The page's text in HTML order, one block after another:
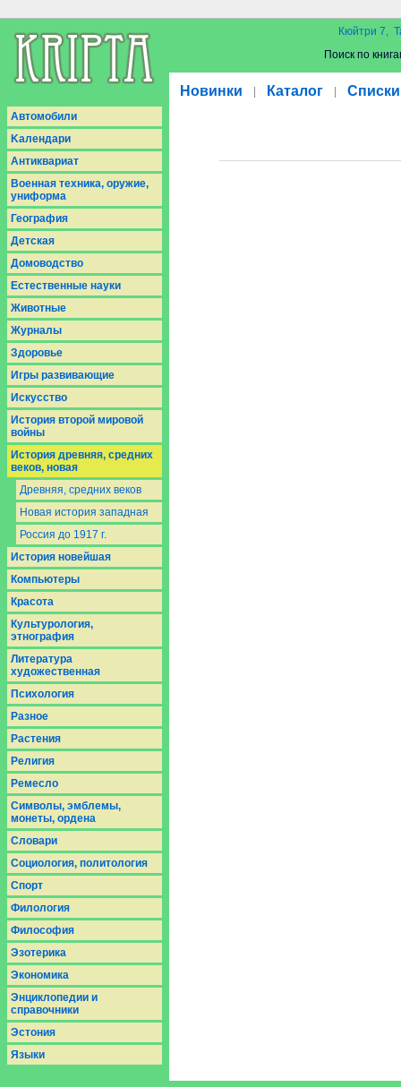
Кюйтри 7,
Поиск по
Новинки Каталог Списки
Aвтомобили
Kалендари
Антиквариат
Военная техника, оружие,
униформа
География
Детская
Домоводство
Естественные науки
Животные
Журналы
Здоровье
Игры развивающие
Искусство
История второй мировой
войны
История древняя, средних
веков, новая
Древняя, средних веков
Новая история западная
Россия до 1917 г.
История новейшая
Компьютеры
Красота
Культурология,
этнография
Литература
художественная
Психология
Разное
Растения
Религия
Ремесло
Символы, эмблемы,
монеты, ордена
Словари
Социология, политология
Спорт
Филология
Философия
Эзотерика
Экономика
Энциклопедии и
справочники
Эстония
Языки